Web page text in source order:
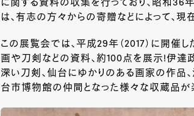
に関する資料の収集を行っており、昭和36
は、有志の方々からの寄贈などによって、現
この展覧会では、平成29年（2017）に開催
画や刀剣などの資料、約100点を展示!伊
深い刀剣、仙台にゆかりのある画家の作品
台市博物館の仲間となった様々な収蔵品が